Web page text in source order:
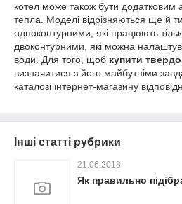
котел може також бути
тепла. Моделі відрізняються ще й
одноконтурними, які працюють
двоконтурними, які можна
води. Для того, щоб купити
визначитися з його майбутніми
каталозі інтернет-магазину
Інші статті рубрики
21.06.2018
Як правильно